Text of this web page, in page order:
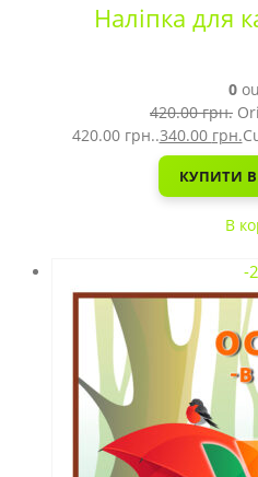
Наліпка для
0
420.00грн.
420.00 грн..340.00 грн.
КУПИТИ
В
-